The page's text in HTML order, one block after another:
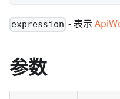
expression - 表示
参数